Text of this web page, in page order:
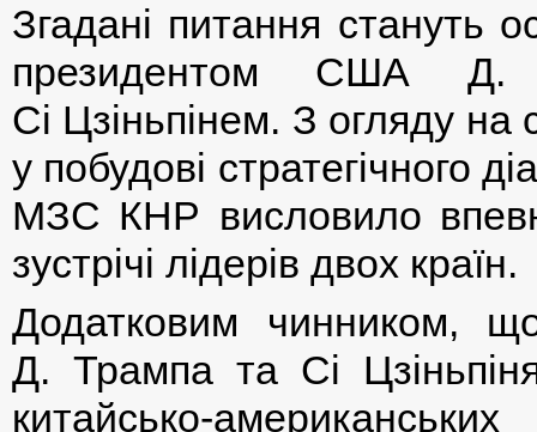
Згадані питання стануть
президентом США
Сі Цзіньпінем. З огляду на
у побудові стратегічного
МЗС КНР висловило
зустрічі лідерів двох країн.
Додатковим чинником, що
Д. Трампа та Сі
китайсько-